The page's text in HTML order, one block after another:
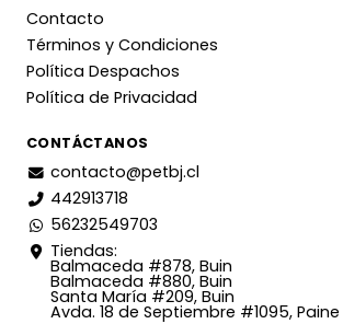
Contacto
Términos y Condiciones
Política Despachos
Política de Privacidad
CONTÁCTANOS
contacto@petbj.cl
442913718
56232549703
Tiendas:
Balmaceda #878, Buin
Balmaceda #880, Buin
Santa María #209, Buin
Avda. 18 de Septiembre #1095, Paine